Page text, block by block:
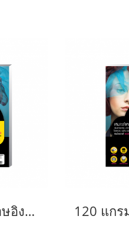
120แกรม กระดาษอิงค์เจ็ท โคแม็กซ์ มันวาว A4 (100แผ่น/แพ็ค)